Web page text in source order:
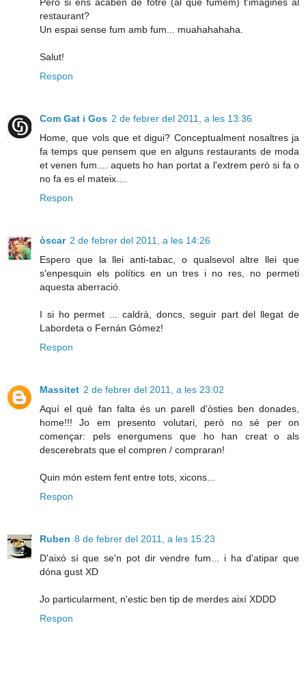
restaurant?
Un espai sense fum amb fum... muahahahaha.
Salut!
Respon
Com Gat i Gos 2 de febrer del 2011, a les 13:36
Home, que vols que et digui? Conceptualment nosaltres ja
fa temps que pensem que en alguns restaurants de moda
et venen fum.... aquets ho han portat a l'extrem però si fa o
no fa es el mateix....
Respon
òscar 2 de febrer del 2011, a les 14:26
Espero que la llei anti-tabac, o qualsevol altre llei que
s'enpesquin els polítics en un tres i no res, no permeti
aquesta aberració.
I si ho permet ... caldrà, doncs, seguir part del llegat de
Labordeta o Fernán Gómez!
Respon
Massitet 2 de febrer del 2011, a les 23:02
Aquí el què fan falta és un parell d'òsties ben donades,
home!!! Jo em presento volutari, però no sé per on
començar: pels energumens que ho han creat o als
descerebrats que el compren / compraran!
Quin món estem fent entre tots, xicons...
Respon
Ruben 8 de febrer del 2011, a les 15:23
D'això sí que se'n pot dir vendre fum... i ha d'atipar que
dóna gust XD
Jo particularment, n'estic ben tip de merdes així XDDD
Respon